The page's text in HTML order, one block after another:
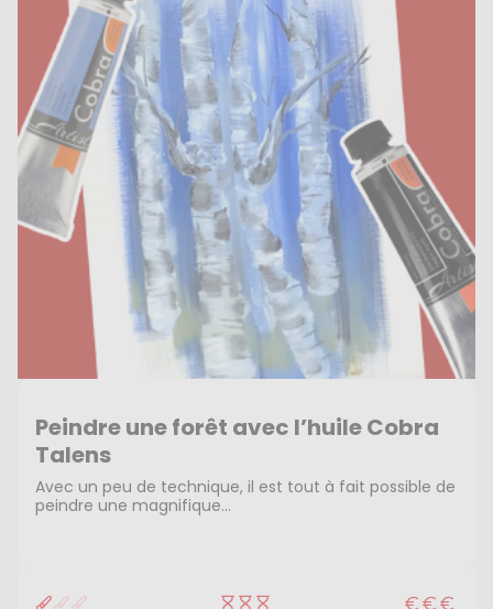
Peindre une forêt avec l’huile Cobra
Talens
Avec un peu de technique, il est tout à fait possible de
peindre une magnifique...